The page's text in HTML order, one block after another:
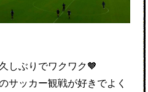
しぶりでワクワク🧡
サッカー観戦が好きでよく